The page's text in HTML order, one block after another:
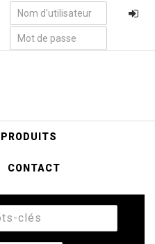
PRODUITS
CONTACT